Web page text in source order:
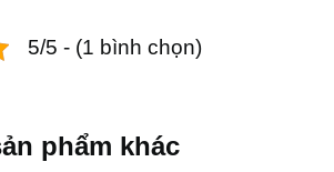
5/5 - (1 bình chọn)
phẩm khác